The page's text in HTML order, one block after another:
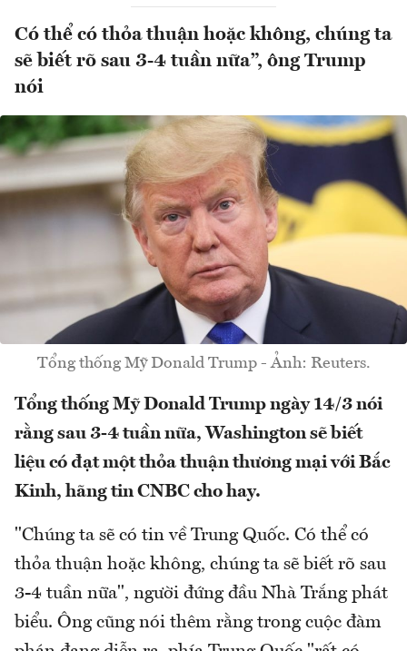
Có thể có thỏa thuận hoặc không, chúng ta
sẽ biết rõ sau 3-4 tuần nữa”, ông Trump
nói
Tổng thống Mỹ Donald Trump - Ảnh: Reuters.
Tổng thống Mỹ Donald Trump ngày 14/3 nói
rằng sau 3-4 tuần nữa, Washington sẽ biết
liệu có đạt một thỏa thuận thương mại với Bắc
Kinh, hãng tin CNBC cho hay.
"Chúng ta sẽ có tin về Trung Quốc. Có thể có
thỏa thuận hoặc không, chúng ta sẽ biết rõ sau
3-4 tuần nữa", người đứng đầu Nhà Trắng phát
biểu. Ông cũng nói thêm rằng trong cuộc đàm